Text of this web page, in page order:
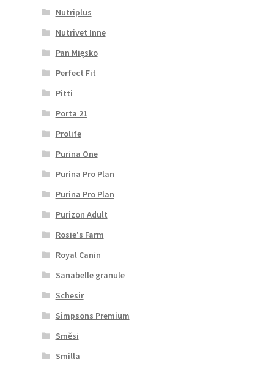
Nutriplus
Nutrivet Inne
Pan Mięsko
Perfect Fit
Pitti
Porta 21
Prolife
Purina One
Purina Pro Plan
Purina Pro Plan
Purizon Adult
Rosie's Farm
Royal Canin
Sanabelle granule
Schesir
Simpsons Premium
Směsi
Smilla